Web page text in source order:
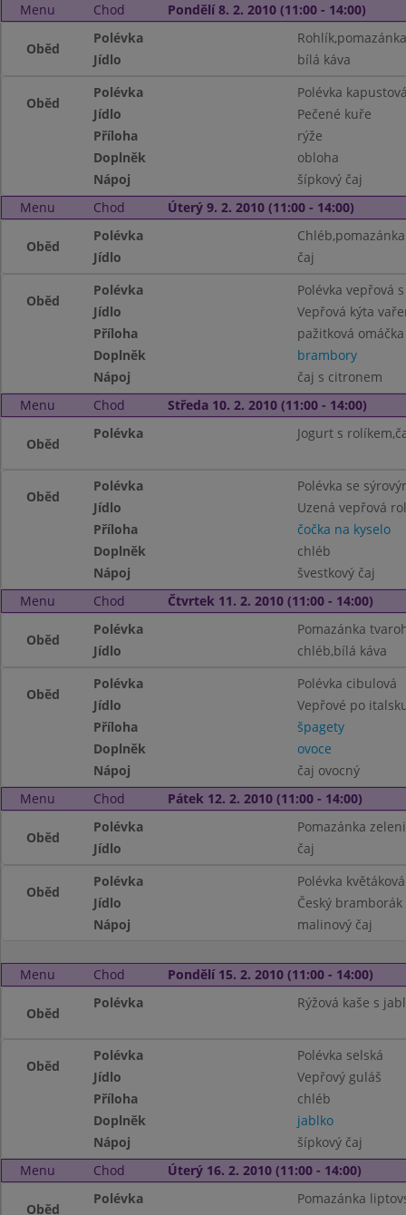
Menu Chod Pondělí 8. 2. 2010 (11:00 - 14:00)
Oběd
Polévka
Jídlo
bílá káva
Oběd
Polévka
Polévka
Jídlo
Pečené kuře
Příloha
rýže
Doplněk
obloha
Nápoj
šípkový čaj
Menu
Chod Úterý 9. 2. 2010 (11:00 - 14:00)
Oběd
Polévka
Jídlo
čaj
Oběd
Polévka
Polévka vepřová
Jídlo
Vepřová kýta
Příloha
pažitková omáčka
Doplněk
brambory
Nápoj
čaj s citronem
Menu
Chod Středa 10. 2. 2010 (11:00 - 14:00)
Oběd
Polévka Jogurt s
Oběd
Polévka
Polévka se
Jídlo
Uzená vepřová
Příloha
čočka na kyselo
Doplněk
chléb
Nápoj
švestkový čaj
Menu
Chod Čtvrtek 11. 2. 2010 (11:00 - 14:00)
Oběd
Polévka
Pomazánka
Jídlo
chléb,bílá káva
Oběd
Polévka
Polévka cibulová
Jídlo
Vepřové po
Příloha
špagety
Doplněk
ovoce
Nápoj
čaj ovocný
Menu
Chod Pátek 12. 2. 2010 (11:00 - 14:00)
Oběd
Polévka
Pomazánka
Jídlo
čaj
Oběd
Polévka
Polévka květáková
Jídlo
Český bramborák
Nápoj
malinový čaj
Menu Chod Pondělí 15. 2. 2010 (11:00 - 14:00)
Oběd
Polévka Rýžová kaše s
Oběd
Polévka
Polévka selská
Jídlo
Vepřový guláš
Příloha
chléb
Doplněk
jablko
Nápoj
šípkový čaj
Menu
Chod Úterý 16. 2. 2010 (11:00 - 14:00)
Oběd
Polévka
Pomazánka